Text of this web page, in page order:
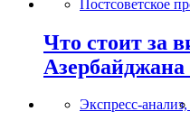
Постсоветское
Что стоит за
Экспресс-анализ,